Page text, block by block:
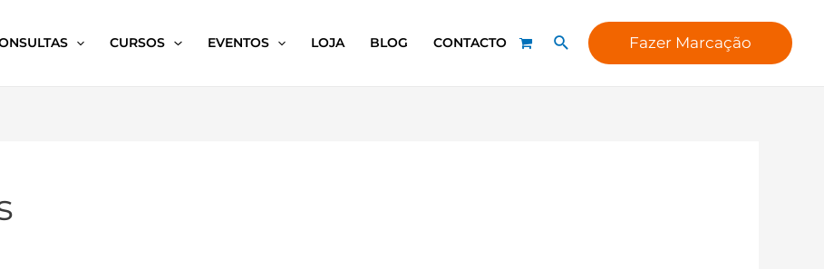
CURSOS EVENTOS LOJA BLOG CONTACTO Fazer Marcação